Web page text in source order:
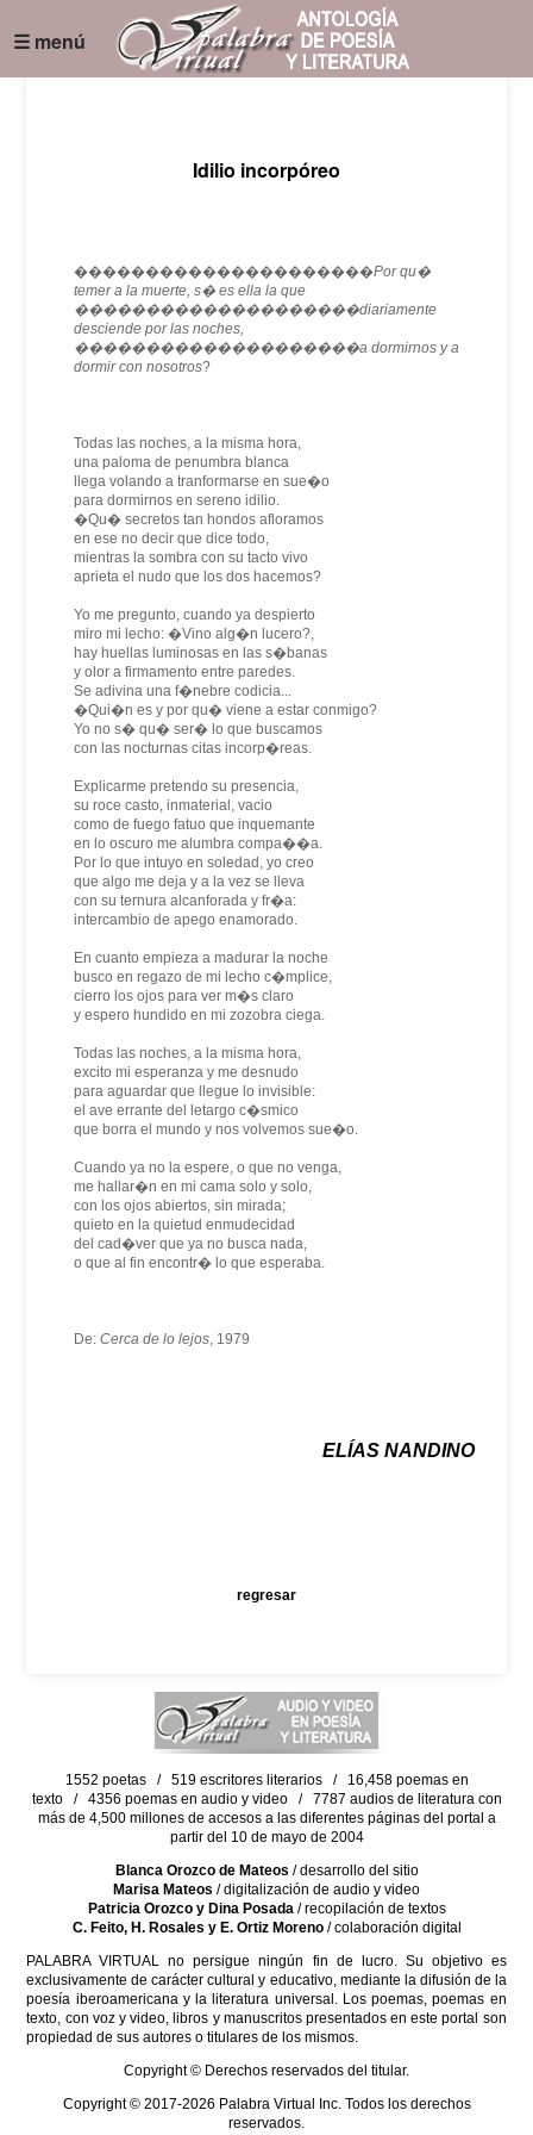
☰ menú
Idilio incorpóreo
���������������������Por qu�
temer a la muerte, s� es ella la que
��������������������diariamente
desciende por las noches,
��������������������a dormirnos y a
dormir con nosotros?
Todas las noches, a la misma hora,
una paloma de penumbra blanca
llega volando a tranformarse en sue�o
para dormirnos en sereno idilio.
�Qu� secretos tan hondos afloramos
en ese no decir que dice todo,
mientras la sombra con su tacto vivo
aprieta el nudo que los dos hacemos?
Yo me pregunto, cuando ya despierto
miro mi lecho: �Vino alg�n lucero?,
hay huellas luminosas en las s�banas
y olor a firmamento entre paredes.
Se adivina una f�nebre codicia...
�Qui�n es y por qu� viene a estar conmigo?
Yo no s� qu� ser� lo que buscamos
con las nocturnas citas incorp�reas.
Explicarme pretendo su presencia,
su roce casto, inmaterial, vacio
como de fuego fatuo que inquemante
en lo oscuro me alumbra compa��a.
Por lo que intuyo en soledad, yo creo
que algo me deja y a la vez se lleva
con su ternura alcanforada y fr�a:
intercambio de apego enamorado.
En cuanto empieza a madurar la noche
busco en regazo de mi lecho c�mplice,
cierro los ojos para ver m�s claro
y espero hundido en mi zozobra ciega.
Todas las noches, a la misma hora,
excito mi esperanza y me desnudo
para aguardar que llegue lo invisible:
el ave errante del letargo c�smico
que borra el mundo y nos volvemos sue�o.
Cuando ya no la espere, o que no venga,
me hallar�n en mi cama solo y solo,
con los ojos abiertos, sin mirada;
quieto en la quietud enmudecidad
del cad�ver que ya no busca nada,
o que al fin encontr� lo que esperaba.
De: Cerca de lo lejos, 1979
ELÍAS NANDINO
regresar
1552 poetas / 519 escritores literarios / 16,458 poemas en
texto / 4356 poemas en audio y video / 7787 audios de literatura con
más de 4,500 millones de accesos a las diferentes páginas del portal a
partir del 10 de mayo de 2004
Blanca Orozco de Mateos / desarrollo del sitio
Marisa Mateos / digitalización de audio y video
Patricia Orozco y Dina Posada/ recopilación de textos
C. Feito, H. Rosales y E. Ortiz Moreno/ colaboración digital
PALABRA VIRTUAL no persigue ningún fin de lucro. Su objetivo es
exclusivamente de carácter cultural y educativo, mediante la difusión de la
poesía iberoamericana y la literatura universal. Los poemas, poemas en
texto, con voz y video, libros y manuscritos presentados en este portal son
propiedad de sus autores o titulares de los mismos.
Copyright © Derechos reservados del titular.
Copyright © 2017-2026 Palabra Virtual Inc. Todos los derechos
reservados.